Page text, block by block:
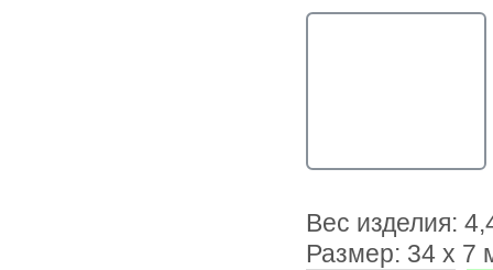
Вес изделия:
Размер: 34 х 7